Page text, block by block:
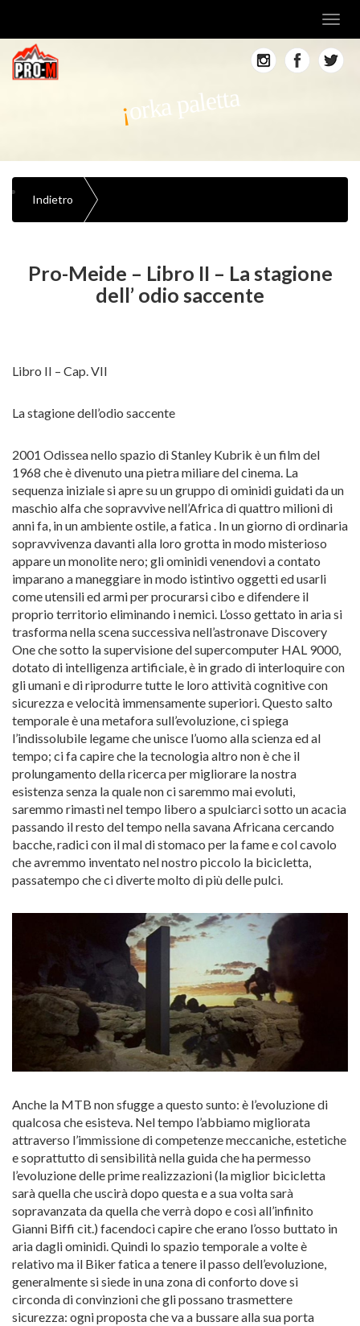
orka paletta
Indietro
Pro-Meide – Libro II – La stagione
dell’ odio saccente
Libro II – Cap. VII
La stagione dell’odio saccente
2001 Odissea nello spazio di Stanley Kubrik è un film del
1968 che è divenuto una pietra miliare del cinema. La
sequenza iniziale si apre su un gruppo di ominidi guidati da un
maschio alfa che sopravvive nell’Africa di quattro milioni di
anni fa, in un ambiente ostile, a fatica . In un giorno di ordinaria
sopravvivenza davanti alla loro grotta in modo misterioso
appare un monolite nero; gli ominidi venendovi a contato
imparano a maneggiare in modo istintivo oggetti ed usarli
come utensili ed armi per procurarsi cibo e difendere il
proprio territorio eliminando i nemici. L’osso gettato in aria si
trasforma nella scena successiva nell’astronave Discovery
One che sotto la supervisione del supercomputer HAL 9000,
dotato di intelligenza artificiale, è in grado di interloquire con
gli umani e di riprodurre tutte le loro attività cognitive con
sicurezza e velocità immensamente superiori. Questo salto
temporale è una metafora sull’evoluzione, ci spiega
l’indissolubile legame che unisce l’uomo alla scienza ed al
tempo; ci fa capire che la tecnologia altro non è che il
prolungamento della ricerca per migliorare la nostra
esistenza senza la quale non ci saremmo mai evoluti,
saremmo rimasti nel tempo libero a spulciarci sotto un acacia
passando il resto del tempo nella savana Africana cercando
bacche, radici con il mal di stomaco per la fame e col cavolo
che avremmo inventato nel nostro piccolo la bicicletta,
passatempo che ci diverte molto di più delle pulci.
Anche la MTB non sfugge a questo sunto: è l’evoluzione di
qualcosa che esisteva. Nel tempo l’abbiamo migliorata
attraverso l’immissione di competenze meccaniche, estetiche
e soprattutto di sensibilità nella guida che ha permesso
l’evoluzione delle prime realizzazioni (la miglior bicicletta
sarà quella che uscirà dopo questa e a sua volta sarà
sopravanzata da quella che verrà dopo e così all’infinito
Gianni Biffi cit.) facendoci capire che erano l’osso buttato in
aria dagli ominidi. Quindi lo spazio temporale a volte è
relativo ma il Biker fatica a tenere il passo dell’evoluzione,
generalmente si siede in una zona di conforto dove si
circonda di convinzioni che gli possano trasmettere
sicurezza: ogni proposta che va a bussare alla sua porta